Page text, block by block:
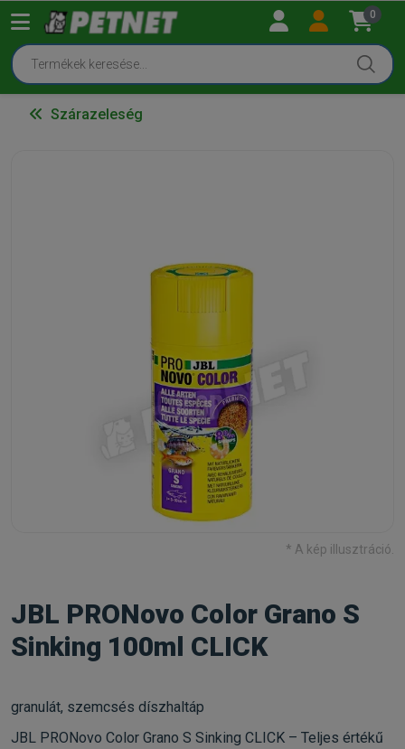
0
Szárazeleség
* A kép illusztráció.
JBL PRONovo Color Grano S
Sinking 100ml CLICK
granulát, szemcsés díszhaltáp
JBL PRONovo Color Grano S Sinking CLICK – Teljes értékű